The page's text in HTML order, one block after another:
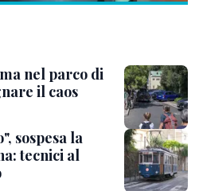
nel parco di
il caos
sospesa la
tecnici al